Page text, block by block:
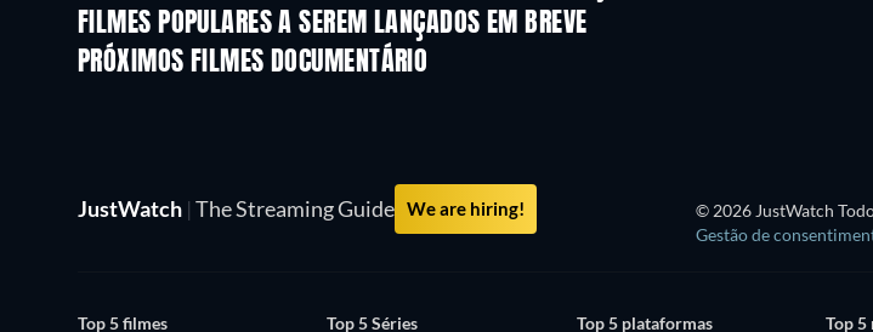
FILMES POPULARES A SEREM LANÇADOS EM BREVE
PRÓXIMOS FILMES DOCUMENTÁRIO
JustWatch | The Streaming Guide We are hiring! © 2026 JustWatch
Gestão de
Top 5 filmes Top 5 Séries Top 5 plataformas Top 5